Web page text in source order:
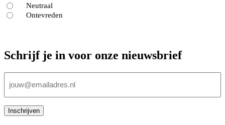
Neutraal
Ontevreden
Schrijf je in voor onze nieuwsbrief
mailadres
Inschrijven